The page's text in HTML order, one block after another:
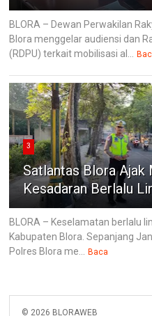
BLORA – Dewan Perwakilan
Blora menggelar audiensi dan
(RDPU) terkait mobilisasi al...
3
Satlantas Blora Ajak
Kesadaran Berlalu
BLORA – Keselamatan berlalu
Kabupaten Blora. Sepanjang
Polres Blora me...
Baca
© 2026 BLORAWEB